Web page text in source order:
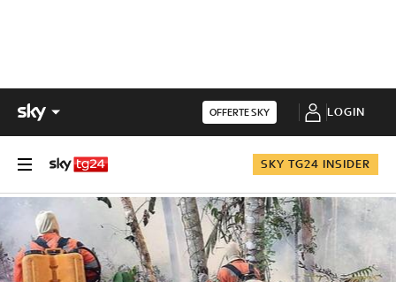
OFFERTE SKY LOGIN
SKY TG24 INSIDER